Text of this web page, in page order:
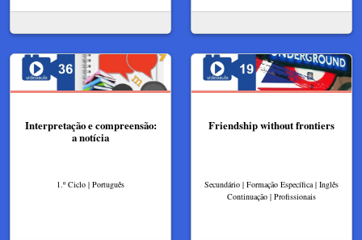
Interpretação e compreensão:
a notícia
1.º Ciclo | Português
Friendship without frontiers
Secundário | Formação Específica | Inglês
Continuação | Profissionais